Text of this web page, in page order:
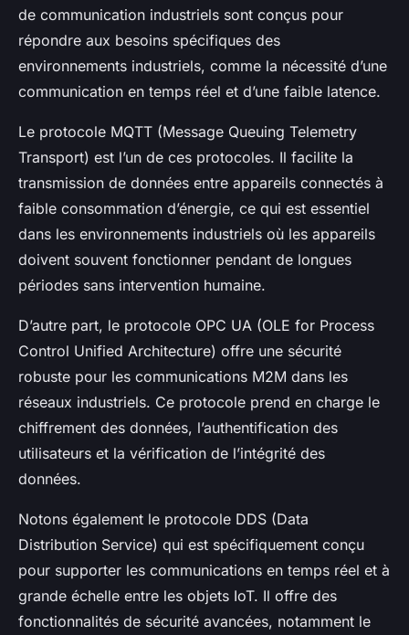
de communication industriels sont conçus pour
répondre aux besoins spécifiques des
environnements industriels, comme la nécessité d’une
communication en temps réel et d’une faible latence.
Le protocole MQTT (Message Queuing Telemetry
Transport) est l’un de ces protocoles. Il facilite la
transmission de données entre appareils connectés à
faible consommation d’énergie, ce qui est essentiel
dans les environnements industriels où les appareils
doivent souvent fonctionner pendant de longues
périodes sans intervention humaine.
D’autre part, le protocole OPC UA (OLE for Process
Control Unified Architecture) offre une sécurité
robuste pour les communications M2M dans les
réseaux industriels. Ce protocole prend en charge le
chiffrement des données, l’authentification des
utilisateurs et la vérification de l’intégrité des
données.
Notons également le protocole DDS (Data
Distribution Service) qui est spécifiquement conçu
pour supporter les communications en temps réel et à
grande échelle entre les objets IoT. Il offre des
fonctionnalités de sécurité avancées, notamment le